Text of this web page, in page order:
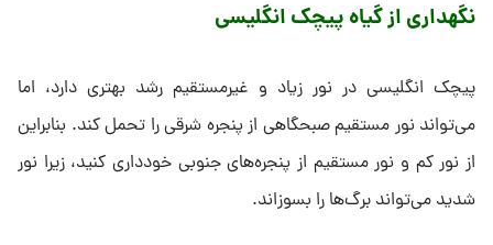
نگهداری از گیاه پیچک انگلیسی
پیچک انگلیسی در نور زیاد و غیرمستقیم رشد بهتری دارد، اما
می‌تواند نور مستقیم صبحگاهی از پنجره شرقی را تحمل کند. بنابراین
از نور کم و نور مستقیم از پنجره‌های جنوبی خودداری کنید، زیرا نور
شدید می‌تواند برگ‌ها را بسوزاند.